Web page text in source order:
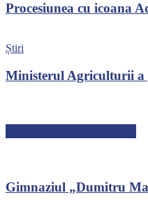
Procesiunea cu icoana
Știri
Ministerul Agriculturii a
Gimnaziul „Dumitru